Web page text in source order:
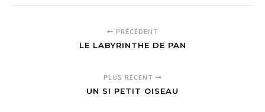
PRÉCÉDENT
LE LABYRINTHE DE PAN
PLUS RÉCENT
UN SI PETIT OISEAU